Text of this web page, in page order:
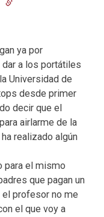
ya por
a los portátiles
Universidad de
desde primer
decir que el
airlarme de la
realizado algún
para el mismo
que pagan un
el profesor no me
el que voy a